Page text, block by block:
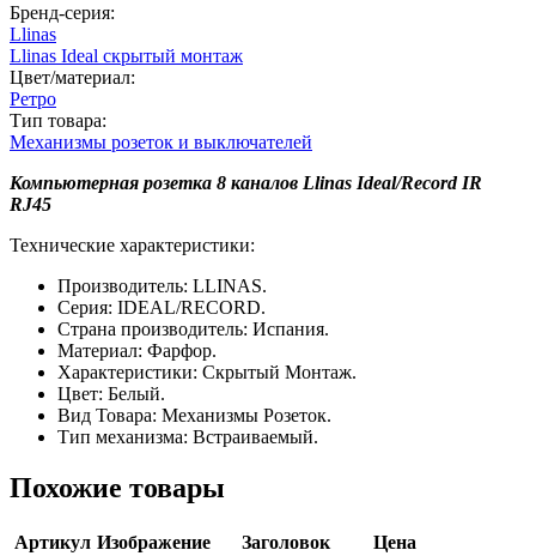
Бренд-серия:
Llinas
Llinas Ideal скрытый монтаж
Цвет/материал:
Ретро
Тип товара:
Механизмы розеток и выключателей
Компьютерная розетка 8 каналов Llinas Ideal/Record IR
RJ45
Технические характеристики:
Производитель: LLINAS.
Серия: IDEAL/RECORD.
Страна производитель: Испания.
Материал: Фарфор.
Характеристики: Скрытый Монтаж.
Цвет: Белый.
Вид Товара: Механизмы Розеток.
Тип механизма: Встраиваемый.
Похожие товары
Артикул Изображение Заголовок Цена